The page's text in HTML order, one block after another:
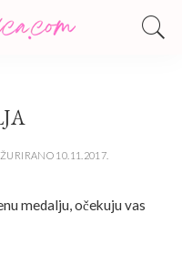
10.11.2017.
medalju, očekuju vas